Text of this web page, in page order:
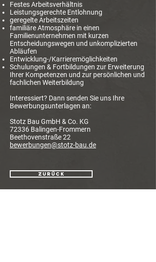
Festes Arbeitsverhältnis
Leistungsgerechte Entlohnung
geregelte Arbeitszeiten
familiäre Atmosphäre in einen
Familienunternehmen mit kurzen
Entscheidungswegen und unkomplizierten
Abläufen
Entwicklung-/Karrieremöglichkeiten
Schulungen & Fortbildungen zur Erweiterung
Ihrer Kompetenzen und zur persönlichen und
fachlichen Weiterbildung
Interessiert? Dann senden Sie uns Ihre
Bewerbungsunterlagen an:
Stotz Bau GmbH & Co. KG
72336 Balingen-Frommern
Beethovenstraße 22
bewerbungen@stotz-bau.de
ZURÜCK